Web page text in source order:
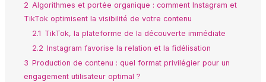
2 Algorithmes et portée organique : comment Instagram et
TikTok optimisent la visibilité de votre contenu
2.1 TikTok, la plateforme de la découverte immédiate
2.2 Instagram favorise la relation et la fidélisation
3 Production de contenu : quel format privilégier pour un
engagement utilisateur optimal ?